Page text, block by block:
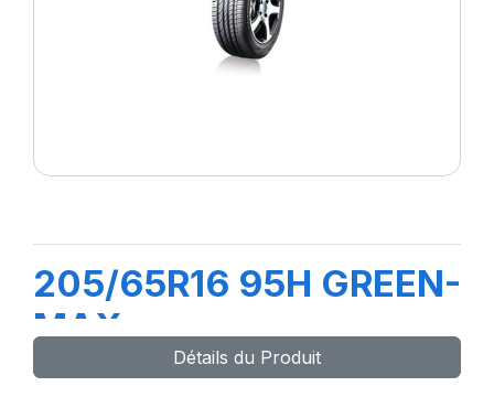
205/65R16 95H GREEN-
MAX
Détails du Produit